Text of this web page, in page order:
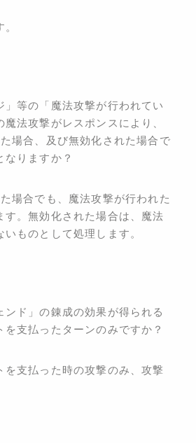
」等の「魔法攻撃が行われてい
法攻撃がレスポンスにより、
場合、及び無効化された場合で
なりますか？
場合でも、魔法攻撃が行われた
す。無効化された場合は、魔法
いものとして処理 します。
ンド」の錬成の効果が得られる
支払ったターンのみですか？
を支払った時の攻撃のみ、攻撃